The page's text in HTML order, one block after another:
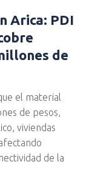
Arica: PDI
de
el material
de pesos,
viviendas
de la